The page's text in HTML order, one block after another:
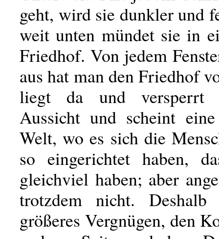
geht, wird sie dunkler und
weit unten mündet sie in
Friedhof. Von jedem
aus hat man den Friedhof
liegt da und versperrt
Aussicht und scheint
Welt, wo es sich die
so eingerichtet haben,
gleichviel haben; aber
trotzdem nicht.
größeres Vergnügen, den